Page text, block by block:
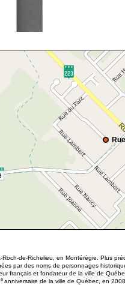
de-Richelieu, en Montérégie. Plus
par des noms de personnages
français et fondateur de la ville de
e anniversaire de la ville de Québec, en